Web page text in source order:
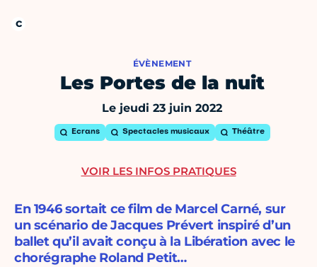
ÉVÈNEMENT
Les Portes de la nuit
Le jeudi 23 juin 2022
Ecrans Spectacles musicaux Théâtre
En 1946 sortait ce film de Marcel Carné, sur
un scénario de Jacques Prévert inspiré d’un
ballet qu’il avait conçu à la Libération avec le
chorégraphe Roland Petit…
VOIR LES INFOS PRATIQUES